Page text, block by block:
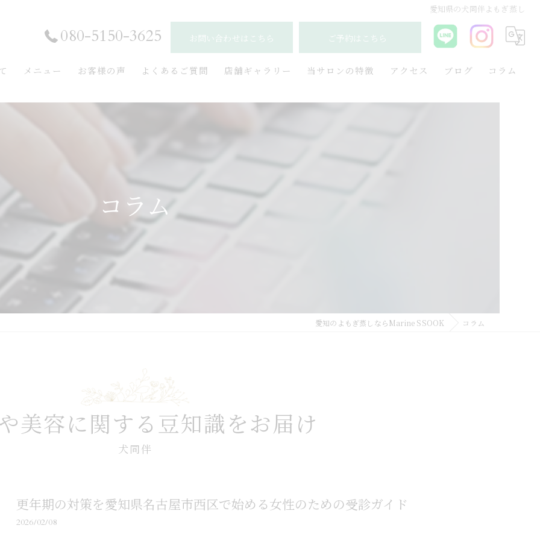
愛知県の犬同伴よもぎ蒸し
080-5150-3625 お問い合わせはこちら ご予約はこちら
メニュー お客様の声 よくあるご質問 店舗ギャラリー 当サロンの特徴 アクセス ブログ コラム
コラム
愛知のよもぎ蒸しならMarine SSOOK コラム
美容に関する豆知識をお届け
犬同伴
更年期の対策を愛知県名古屋市西区で始める女性のための受診ガイド
2026/02/08